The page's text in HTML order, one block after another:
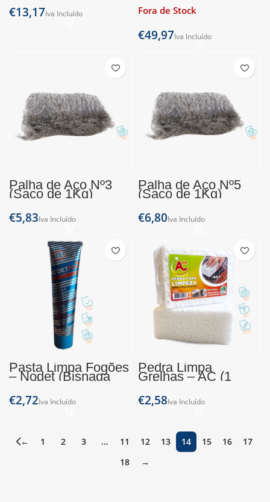
€ Fora de Stock
€
Palha de Aço Nº3
(Saco de 1Kg)
€
Palha de Aço Nº5
(Saco de 1Kg)
€
Pasta Limpa Fogões
– Nodet (Bisnaga
40ml)
€
Pedra Limpa
Grelhas – AC (1
unid)
€
← 1 2 3 … 11 12 13 14 15 16
17
18
→